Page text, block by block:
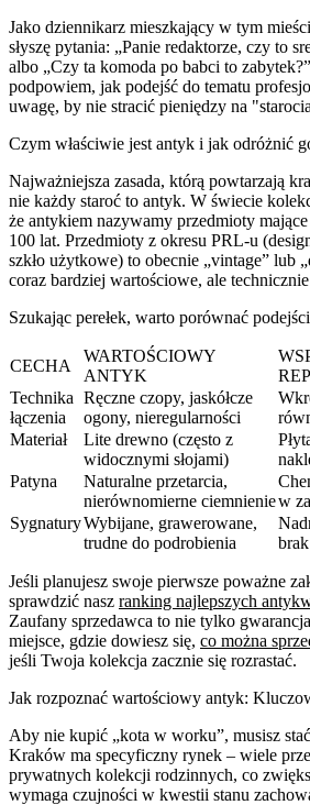
Jako dziennikarz mieszkający w tym
słyszę pytania: „Panie redaktorze, czy to
albo „Czy ta komoda po babci to
podpowiem, jak podejść do tematu
uwagę, by nie stracić pieniędzy na
Czym właściwie jest antyk i jak odróżnić
Najważniejsza zasada, którą powtarzają
nie każdy staroć to antyk. W świecie
że antykiem nazywamy przedmioty
100 lat. Przedmioty z okresu PRL-u
szkło użytkowe) to obecnie „vintage” lub
coraz bardziej wartościowe, ale
Szukając perełek, warto porównać
CECHA
WARTOŚCIOWY
ANTYK
Technika
łączenia
Ręczne czopy, jaskółcze
ogony, nieregularności
Materiał
Lite drewno (często z
widocznymi słojami)
Patyna
Naturalne przetarcia,
nierównomierne ciemnieniew
SygnaturyWybijane, grawerowane,
trudne do podrobienia
brak
Jeśli planujesz swoje pierwsze poważne
sprawdzić nasz ranking najlepszych
Zaufany sprzedawca to nie tylko
miejsce, gdzie dowiesz się, co można
jeśli Twoja kolekcja zacznie się rozrastać.
Jak rozpoznać wartościowy antyk:
Aby nie kupić „kota w worku”, musisz
Kraków ma specyficzny rynek – wiele
prywatnych kolekcji rodzinnych, co
wymaga czujności w kwestii stanu